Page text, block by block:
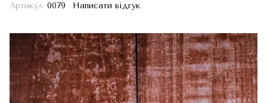
Артикул: 0079 Написати відгук